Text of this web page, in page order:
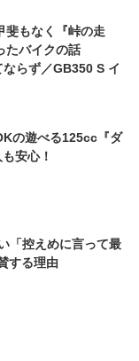
斐もなく『峠の走
たバイクの話
ならず／GB350 S イ
の遊べる125cc『ダ
安心！
「控えめに言って最
する理由